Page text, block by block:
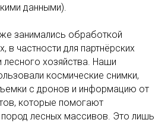
данными).
занимались обработкой
в частности для партнёрских
лесного хозяйства. Наши
космические снимки,
с дронов и информацию от
которые помогают
пород лесных массивов. Это лишь